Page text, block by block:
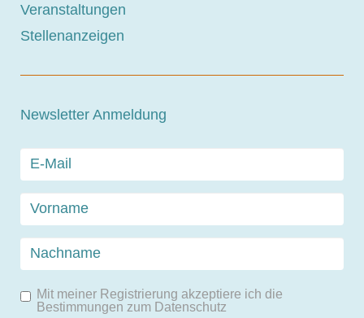
Veranstaltungen
Stellenanzeigen
Newsletter Anmeldung
Mit meiner Registrierung akzeptiere ich die
Bestimmungen zum Datenschutz